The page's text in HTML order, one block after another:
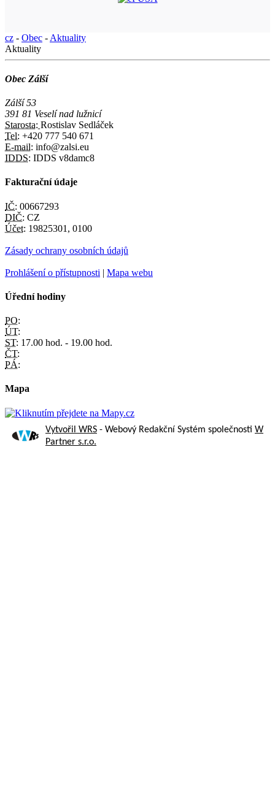
cz - Obec - Aktuality
Aktuality
Obec Zálší
Zálší 53
391 81 Veselí nad lužnicí
Starosta: Rostislav Sedláček
Tel: +420 777 540 671
E-mail: info@zalsi.eu
IDDS: IDDS v8damc8
Fakturační údaje
IČ: 00667293
DIČ: CZ
Účet: 19825301, 0100
Zásady ochrany osobních údajů
Prohlášení o přístupnosti | Mapa webu
Úřední hodiny
PO:
ÚT:
ST: 17.00 hod. - 19.00 hod.
ČT:
PÁ:
Mapa
Vytvořil WRS - Webový Redakční Systém společnosti W
Partner s.r.o.